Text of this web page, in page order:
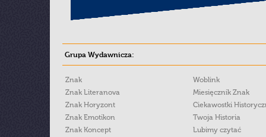
Grupa Wydawnicza:
Znak
Znak Literanova
Znak Horyzont
Znak Emotikon
Znak Koncept
Woblink
Miesięcznik Znak
Ciekawostki
Twoja Historia
Lubimy czytać